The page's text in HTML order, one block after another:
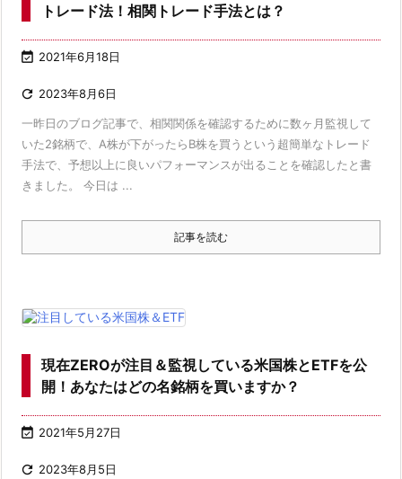
トレード法！相関トレード手法とは？
 2021年6月18日
 2023年8月6日
一昨日のブログ記事で、相関関係を確認するために数ヶ月監視して
いた2銘柄で、A株が下がったらB株を買うという超簡単なトレード
手法で、予想以上に良いパフォーマンスが出ることを確認したと書
きました。 今日は ...
記事を読む
現在ZEROが注目＆監視している米国株とETFを公
開！あなたはどの名銘柄を買いますか？
 2021年5月27日
 2023年8月5日